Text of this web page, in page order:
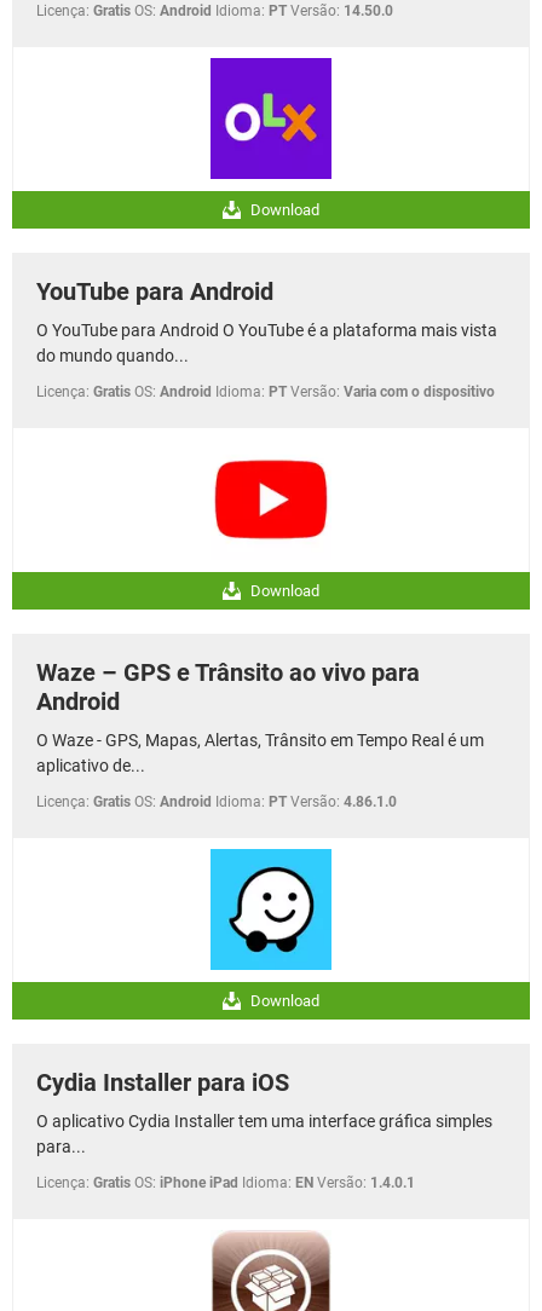
Licença: Gratis OS: Android Idioma: PT Versão: 14.50.0
Download
YouTube para Android
O YouTube para Android O YouTube é a plataforma mais vista
do mundo quando...
Licença: Gratis OS: Android Idioma: PT Versão: Varia com o dispositivo
Download
Waze – GPS e Trânsito ao vivo para
Android
O Waze - GPS, Mapas, Alertas, Trânsito em Tempo Real é um
aplicativo de...
Licença: Gratis OS: Android Idioma: PT Versão: 4.86.1.0
Download
Cydia Installer para iOS
O aplicativo Cydia Installer tem uma interface gráfica simples
para...
Licença: Gratis OS: iPhone iPad Idioma: EN Versão: 1.4.0.1